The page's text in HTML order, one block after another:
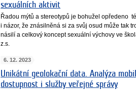
sexuálních aktivit
Řadou mýtů a stereotypů je bohužel opředeno
i názor, že znásilněná si za svůj osud může tak
násilí a celkový koncept sexuální výchovy ve
z.s.
6. 12. 2023
Unikátní geolokační data. Analýza
dostupnost i služby veřejné správy